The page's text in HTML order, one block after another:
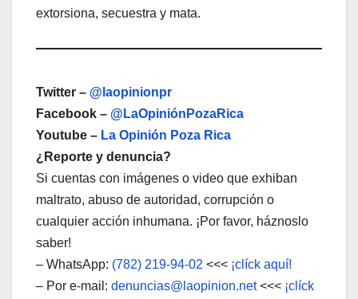
extorsiona, secuestra y mata.
Twitter – @laopinionpr
Facebook – @LaOpiniónPozaRica
Youtube – La Opinión Poza Rica
¿Reporte y denuncia?
Si cuentas con imágenes o video que exhiban
maltrato, abuso de autoridad, corrupción o
cualquier acción inhumana. ¡Por favor, háznoslo
saber!
– WhatsApp: (782) 219-94-02 <<< ¡clíck aquí!
– Por e-mail: denuncias@laopinion.net<<< ¡clíck